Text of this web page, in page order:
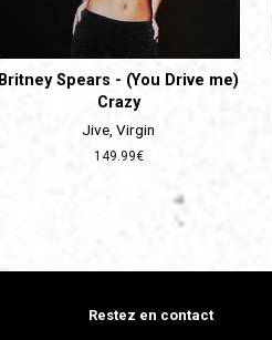
Britney Spears - (You Drive me)
Crazy
Jive, Virgin
Prix
149.99€
Restez en contact